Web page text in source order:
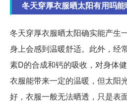
冬天穿厚衣服晒太阳有用吗
冬天穿厚衣服晒太阳确实能产生
身上会感到温暖舒适。此外，经
素D的合成和钙的吸收，对身体
衣服能带来一定的温暖，但太阳
好，衣服一般无法晒透，只是表